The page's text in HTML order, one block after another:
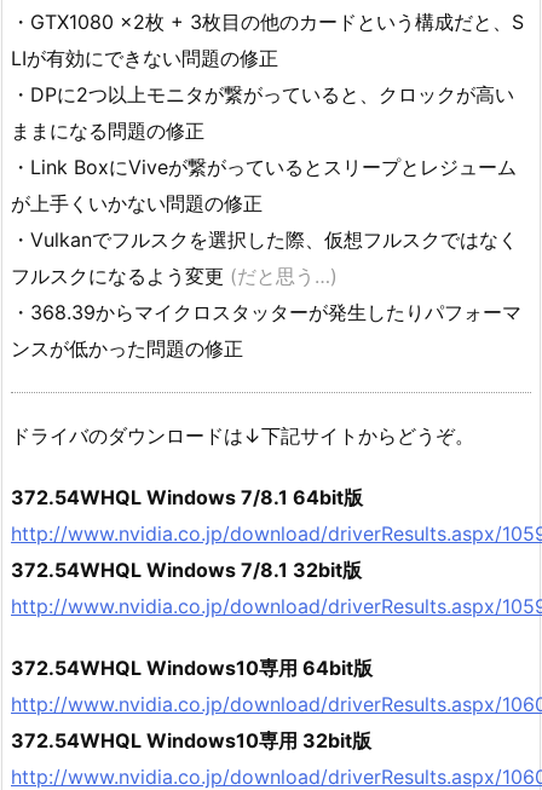
・GTX1080 x2枚 + 3枚目の他のカードという構成だと、S
LIが有効にできない問題の修正
・DPに2つ以上モニタが繋がっていると、クロックが高い
ままになる問題の修正
・Link BoxにViveが繋がっているとスリープとレジューム
が上手くいかない問題の修正
・Vulkanでフルスクを選択した際、仮想フルスクではなく
フルスクになるよう変更 (だと思う…)
・368.39からマイクロスタッターが発生したりパフォーマ
ンスが低かった問題の修正
ドライバのダウンロードは↓下記サイトからどうぞ。
372.54WHQL Windows 7/8.1 64bit版
http://www.nvidia.co.jp/download/driverResults.aspx/
372.54WHQL Windows 7/8.1 32bit版
http://www.nvidia.co.jp/download/driverResults.aspx/
372.54WHQL Windows10専用 64bit版
http://www.nvidia.co.jp/download/driverResults.aspx/
372.54WHQL Windows10専用 32bit版
http://www.nvidia.co.jp/download/driverResults.aspx/